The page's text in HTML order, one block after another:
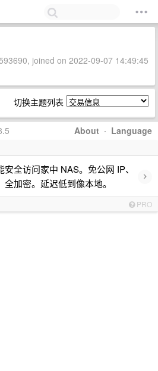
joined on 2022-09-07 14:49:45
切换主题列表
About · Language
全访问家中 NAS。免公网 IP、
加密。延迟低到像本地。
›
PRO